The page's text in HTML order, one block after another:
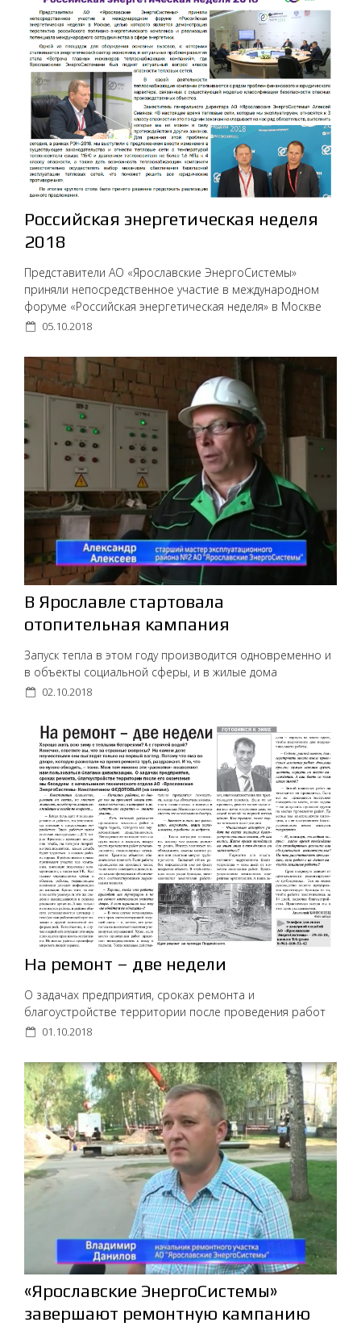
Российская энергетическая неделя
2018
Представители АО «Ярославские ЭнергоСистемы»
приняли непосредственное участие в международном
форуме «Российская энергетическая неделя» в Москве
05.10.2018
В Ярославле стартовала
отопительная кампания
Запуск тепла в этом году производится одновременно и
в объекты социальной сферы, и в жилые дома
02.10.2018
На ремонт – две недели
О задачах предприятия, сроках ремонта и
благоустройстве территории после проведения работ
01.10.2018
«Ярославские ЭнергоСистемы»
завершают ремонтную кампанию